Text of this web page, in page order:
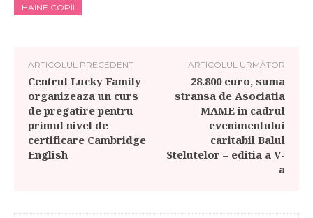
HAINE COPII
ARTICOLUL PRECEDENT
Centrul Lucky Family
organizeaza un curs
de pregatire pentru
primul nivel de
certificare Cambridge
English
ARTICOLUL URMĂTOR
28.800 euro, suma
stransa de Asociatia
MAME in cadrul
evenimentului
caritabil Balul
Stelutelor – editia a V-
a